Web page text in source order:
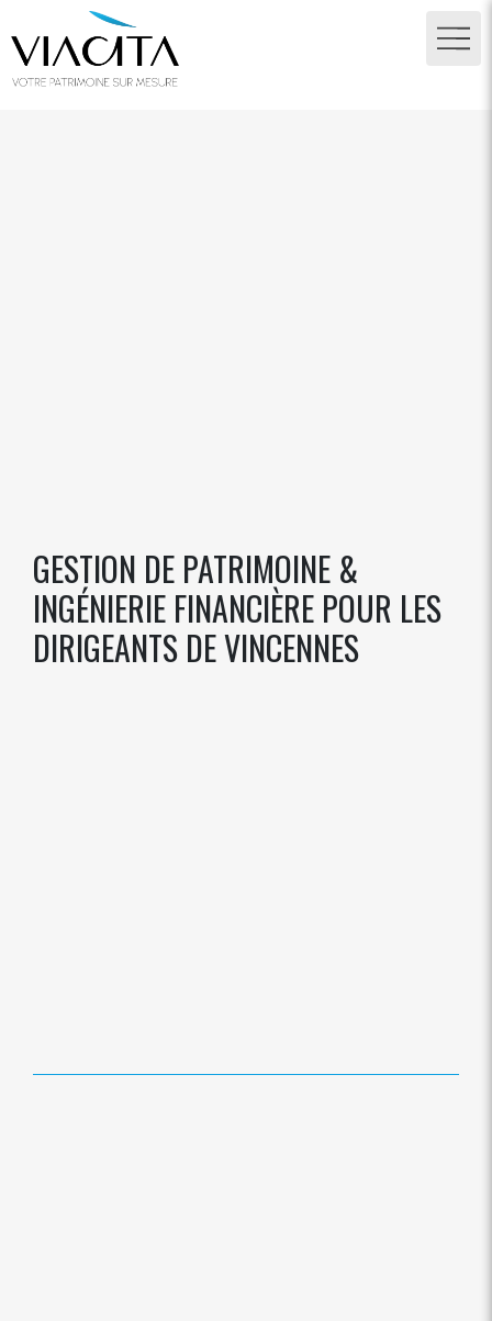
GESTION DE PATRIMOINE &
INGÉNIERIE FINANCIÈRE POUR LES
DIRIGEANTS DE VINCENNES